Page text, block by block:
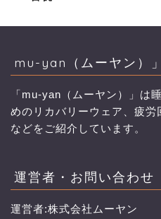
mu-yan（ムーヤン）
「mu-yan（ムーヤン）」は
めのリカバリーウェア、疲
などをご紹介しています。
運営者・お問い合わせ
運営者:株式会社ムーヤン